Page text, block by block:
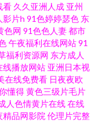
激情 含羞草av在线 超
妻酒店 亚洲高清无码
牙五月天婷婷 国产精
看完整版 午夜伦理片
看 久久亚洲人成 亚州
影片h 91色婷婷瑟色 东
色网 91色色人妻都市
午夜福利在线网站91
福利资源网 东方成人
线播放网站 亚洲日本视
在线免费看 日夜夜欧
懂得黄色三级片毛片
人色情黄片在线在线
精品网影院 伦理片完整